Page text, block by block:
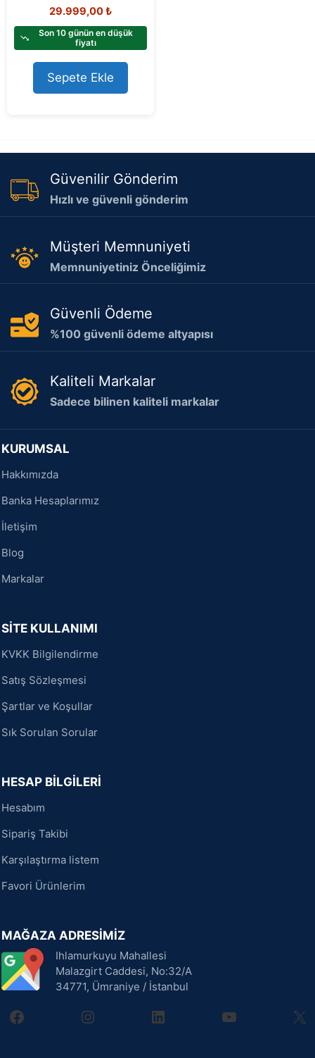
0
o
u
5
29.999,00₺
Son 10 günün en düşük
fiyatı
Sepete Ekle
Güvenilir Gönderim
Hızlı ve güvenli gönderim
Müşteri Memnuniyeti
Memnuniyetiniz Önceliğimiz
Güvenli Ödeme
%100 güvenli ödeme altyapısı
Kaliteli Markalar
Sadece bilinen kaliteli markalar
KURUMSAL
Hakkımızda
Banka Hesaplarımız
İletişim
Blog
Markalar
SİTE KULLANIMI
KVKK Bilgilendirme
Satış Sözleşmesi
Şartlar ve Koşullar
Sık Sorulan Sorular
HESAP BİLGİLERİ
Hesabım
Sipariş Takibi
Karşılaştırma listem
Favori Ürünlerim
MAĞAZA ADRESİMİZ
Ihlamurkuyu Mahallesi
Malazgirt Caddesi, No:32/A
34771, Ümraniye / İstanbul
facebookinstagramlinkedin youtube X